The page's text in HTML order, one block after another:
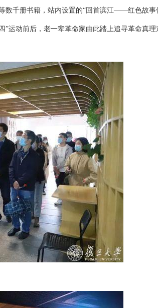
数千册书籍，站内设置的“回首滨江——红色故事
”运动前后，老一辈革命家由此踏上追寻革命真理